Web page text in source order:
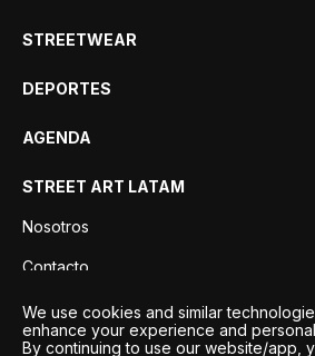
STREETWEAR
DEPORTES
AGENDA
STREET ART LATAM
Nosotros
Contacto
Privacidad
We use cookies and similar
enhance your experience and
By continuing to use our website/app,